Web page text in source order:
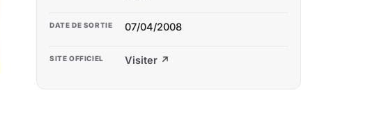
DATE DE SORTIE 07/04/2008
SITE OFFICIEL Visiter ↗